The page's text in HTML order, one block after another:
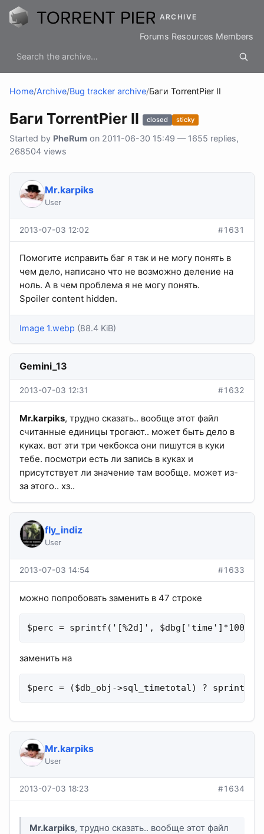
ARCHIVE
Forums Resources Members
Home/Archive/Bug tracker archive/Баги TorrentPier II
Баги TorrentPier II closed sticky
Started by PheRum on 2011-06-30 15:49 — 1655 replies,
268504 views
Mr.karpiks
User
2013-07-03 12:02 #1631
Помогите исправить баг я так и не могу понять в
чем дело, написано что не возможно деление на
ноль. А в чем проблема я не могу понять.
Spoiler content hidden.
Image 1.webp (88.4 KiB)
Gemini_13
2013-07-03 12:31 #1632
Mr.karpiks, трудно сказать.. вообще этот файл
считанные единицы трогают.. может быть дело в
куках. вот эти три чекбокса они пишутся в куки
тебе. посмотри есть ли запись в куках и
присутствует ли значение там вообще. может из-
за этого.. хз..
fly_indiz
User
2013-07-03 14:54 #1633
можно попробовать заменить в 47 строке
$perc = sprintf('[%2d]', $dbg['time']*100/
заменить на
$perc = ($db_obj->sql_timetotal) ?
Mr.karpiks
User
2013-07-03 18:23 #1634
Mr.karpiks, трудно сказать.. вообще этот файл